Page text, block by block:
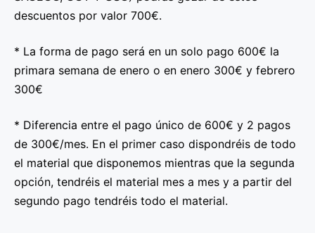
descuentos por valor 700€.
* La forma de pago será en un solo pago 600€ la
primara semana de enero o en enero 300€ y febrero
300€
* Diferencia entre el pago único de 600€ y 2 pagos
de 300€/mes. En el primer caso dispondréis de todo
el material que disponemos mientras que la segunda
opción, tendréis el material mes a mes y a partir del
segundo pago tendréis todo el material.